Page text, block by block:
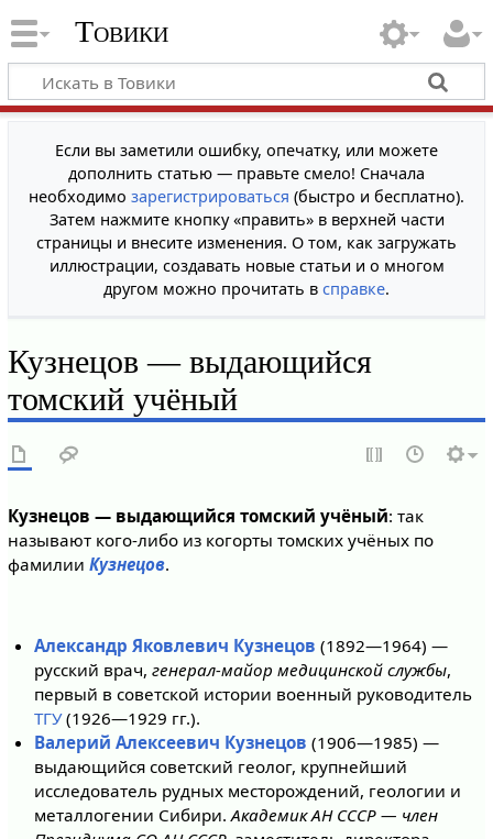
Товики
Если вы заметили ошибку, опечатку, или можете
дополнить статью — правьте смело! Сначала
необходимо зарегистрироваться (быстро и бесплатно).
Затем нажмите кнопку «править» в верхней части
страницы и внесите изменения. О том, как загружать
иллюстрации, создавать новые статьи и о многом
другом можно прочитать в справке.
Кузнецов — выдающийся
томский учёный
Кузнецов — выдающийся томский учёный: так
называют кого-либо из когорты томских учёных по
фамилии Кузнецов.
Александр Яковлевич Кузнецов (1892—1964) —
русский врач,генерал-майор медицинской службы,
первый в советской истории военный руководитель
ТГУ(1926—1929 гг.).
Валерий Алексеевич Кузнецов (1906—1985) —
выдающийся советский геолог, крупнейший
исследователь рудных месторождений, геологии и
металлогении Сибири.Академик АН СССР — член